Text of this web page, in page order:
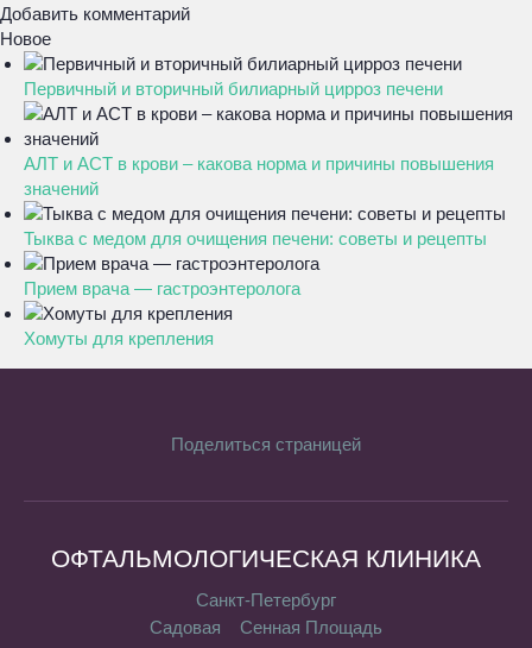
Добавить комментарий
Новое
Первичный и вторичный билиарный цирроз печени
АЛТ и АСТ в крови – какова норма и причины повышения
значений
Тыква с медом для очищения печени: советы и рецепты
Прием врача — гастроэнтеролога
Хомуты для крепления
Поделиться страницей
ОФТАЛЬМОЛОГИЧЕСКАЯ КЛИНИКА
Санкт-Петербург
Садовая
Сенная Площадь